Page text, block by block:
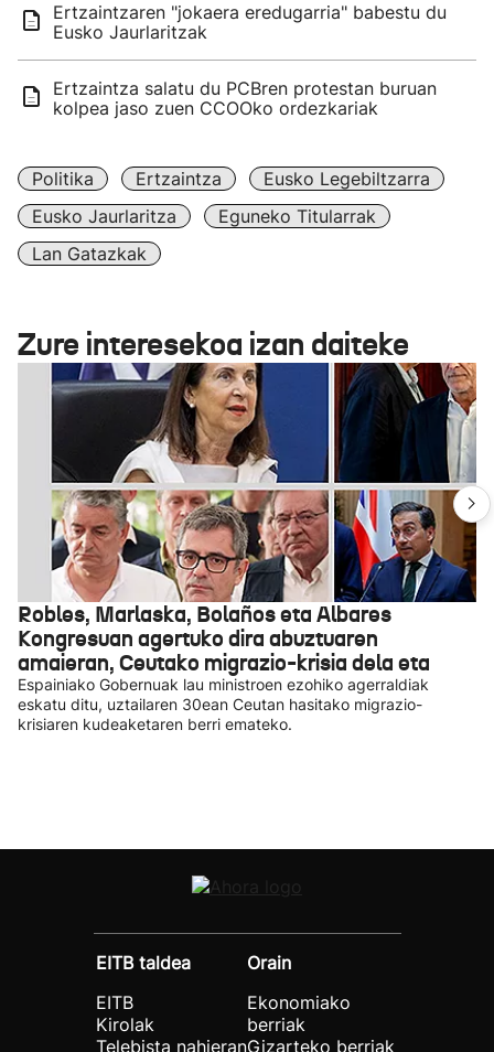
Ertzaintzaren "jokaera eredugarria" babestu du
Eusko Jaurlaritzak
Ertzaintza salatu du PCBren protestan buruan
kolpea jaso zuen CCOOko ordezkariak
Politika Ertzaintza
Eusko Legebiltzarra
Eusko Jaurlaritza
Eguneko Titularrak
Lan Gatazkak
Zure interesekoa izan daiteke
Robles, Marlaska, Bolaños eta Albares
Kongresuan agertuko dira abuztuaren
amaieran, Ceutako migrazio-krisia dela eta
Espainiako Gobernuak lau ministroen ezohiko agerraldiak
eskatu ditu, uztailaren 30ean Ceutan hasitako migrazio-
krisiaren kudeaketaren berri emateko.
EITB taldea
EITB
Kirolak
Telebista nahieran
Orain
Ekonomiako
berriak
Gizarteko berriak